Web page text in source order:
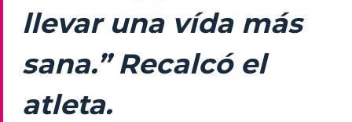
llevar una vída más
sana.” Recalcó el
atleta.